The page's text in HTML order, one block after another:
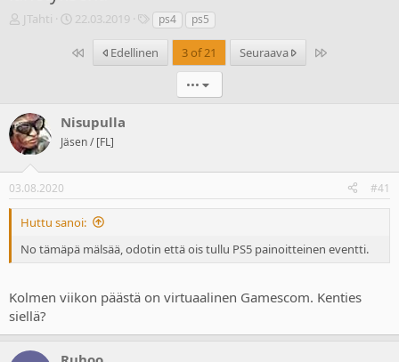
V
k
e
t
u
n
a
l
o
i
t
a
j
a
JTahti
A
o
s
p
ä
v
m
ä
ä
r
22.03.2019
T
n
n
ps4 ps5
Ensimmäinen
Edellinen 3 of 21 Seuraava Last
•••
Nisupulla
Jäsen / [FL]
03.08.2020 #41
Huttu sanoi:
No tämäpä mälsää, odotin että ois tullu PS5 painoitteinen eventti.
Kolmen viikon päästä on virtuaalinen Gamescom. Kenties
siellä?